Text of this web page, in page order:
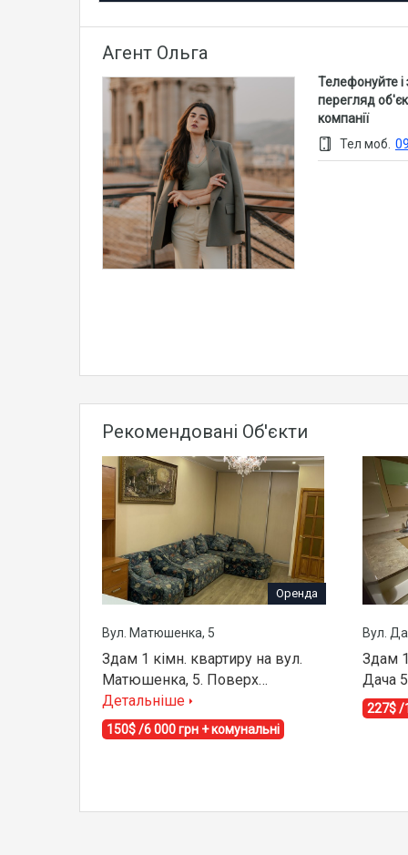
Агент Ольга
Телефонуйте
перегляд
компанії
Тел моб.
Рекомендовані Об'єкти
Оренда
Вул. Матюшенка, 5
Здам 1 кімн. квартиру на вул.
Матюшенка, 5. Поверх…
Детальніше
150$ /6 000 грн + комунальні
Вул.
Здам
Дача
227$ /